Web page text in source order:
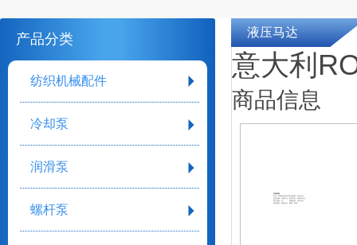
产品分类
纺织机械配件
冷却泵
润滑泵
螺杆泵
液压马达
意大利
商品信息